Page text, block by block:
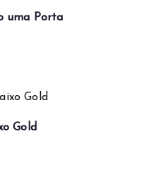
uma Porta
Gold